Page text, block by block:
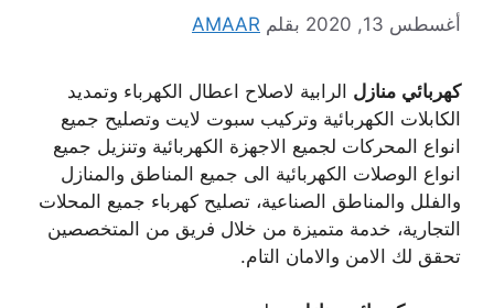
أغسطس 13, 2020 بقلم AMAAR
كهربائي منازل الرابية لاصلاح اعطال الكهرباء وتمديد
الكابلات الكهربائية وتركيب سبوت لايت وتصليح جميع
انواع المحركات لجميع الاجهزة الكهربائية وتنزيل جميع
انواع الوصلات الكهربائية الى جميع المناطق والمنازل
والفلل والمناطق الصناعية، تصليح كهرباء جميع المحلات
التجارية، خدمة متميزة من خلال فريق من المتخصصين
تحقق لك الامن والامان التام.